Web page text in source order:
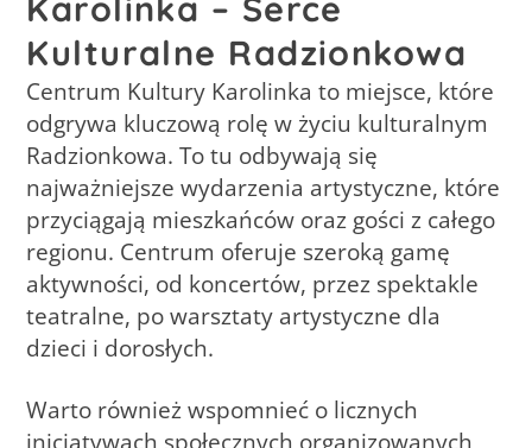
Kulturalne Radzionkowa
Centrum Kultury Karolinka to miejsce, które
odgrywa kluczową rolę w życiu kulturalnym
Radzionkowa. To tu odbywają się
najważniejsze wydarzenia artystyczne, które
przyciągają mieszkańców oraz gości z całego
regionu. Centrum oferuje szeroką gamę
aktywności, od koncertów, przez spektakle
teatralne, po warsztaty artystyczne dla
dzieci i dorosłych.
Warto również wspomnieć o licznych
inicjatywach społecznych organizowanych